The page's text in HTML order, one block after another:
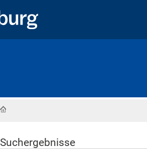
Suchergebnisse